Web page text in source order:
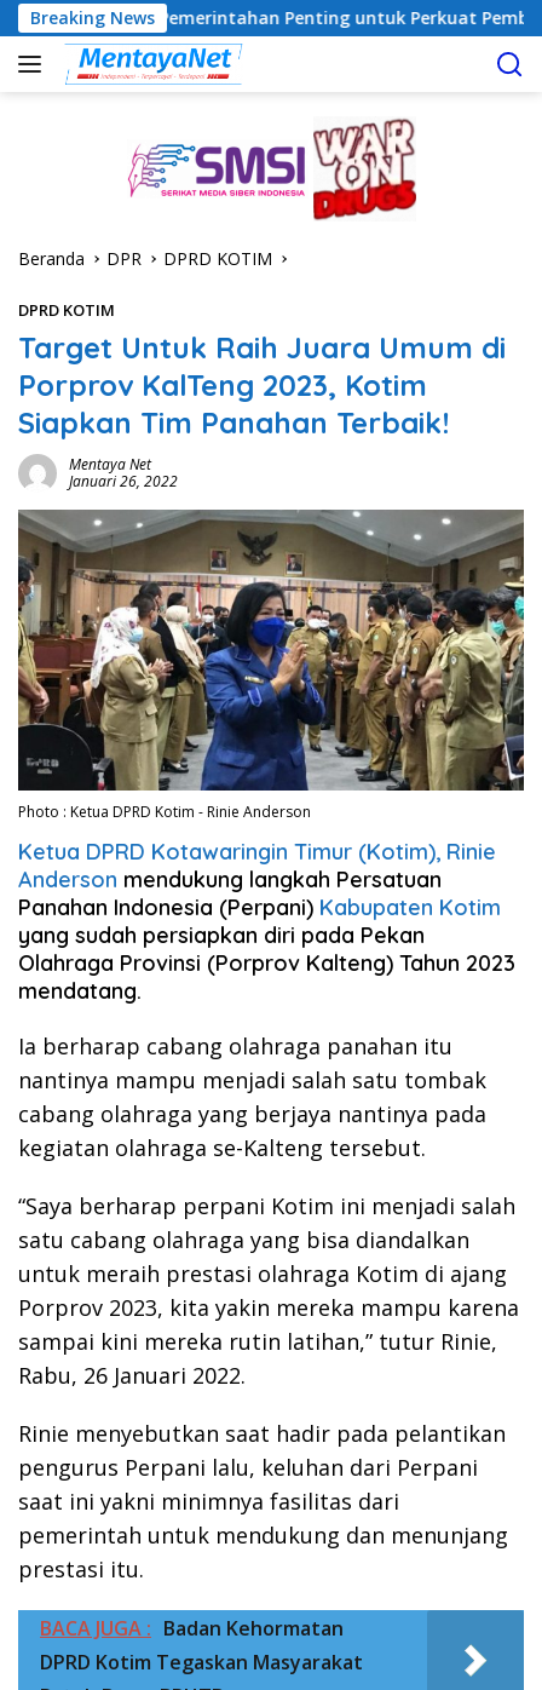
Langsung
ke
konten
Breaking NewsPenting untuk Perkuat Pembangunan Desa
Beranda DPR DPRD KOTIM
DPRD KOTIM
Target Untuk Raih Juara Umum di
Porprov KalTeng 2023, Kotim
Siapkan Tim Panahan Terbaik!
Mentaya Net
Januari 26, 2022
Photo : Ketua DPRD Kotim - Rinie Anderson
Ketua DPRD Kotawaringin Timur (Kotim), Rinie
Anderson mendukung langkah Persatuan
Panahan Indonesia (Perpani) Kabupaten Kotim
yang sudah persiapkan diri pada Pekan
Olahraga Provinsi (Porprov Kalteng) Tahun 2023
mendatang.
Ia berharap cabang olahraga panahan itu
nantinya mampu menjadi salah satu tombak
cabang olahraga yang berjaya nantinya pada
kegiatan olahraga se-Kalteng tersebut.
“Saya berharap perpani Kotim ini menjadi salah
satu cabang olahraga yang bisa diandalkan
untuk meraih prestasi olahraga Kotim di ajang
Porprov 2023, kita yakin mereka mampu karena
sampai kini mereka rutin latihan,” tutur Rinie,
Rabu, 26 Januari 2022.
Rinie menyebutkan saat hadir pada pelantikan
pengurus Perpani lalu, keluhan dari Perpani
saat ini yakni minimnya fasilitas dari
pemerintah untuk mendukung dan menunjang
prestasi itu.
BACA JUGA : Badan Kehormatan
DPRD Kotim Tegaskan Masyarakat